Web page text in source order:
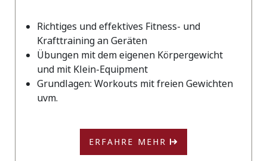
Richtiges und effektives Fitness- und
Krafttraining an Geräten
Übungen mit dem eigenen Körpergewicht
und mit Klein-Equipment
Grundlagen: Workouts mit freien Gewichten
uvm.
ERFAHRE MEHR